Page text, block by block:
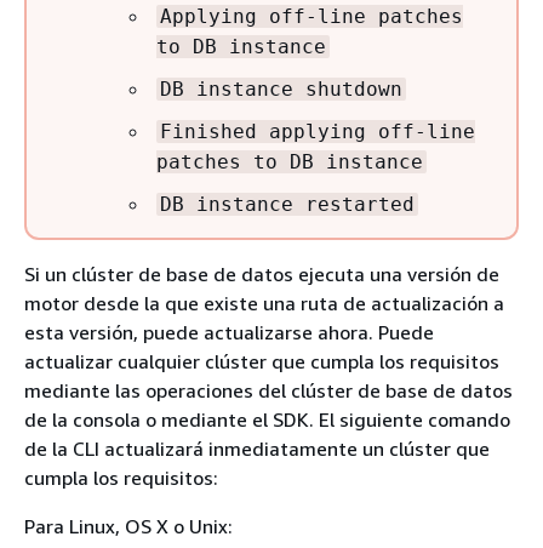
Applying off-line patches
to DB instance
DB instance shutdown
Finished applying off-line
patches to DB instance
DB instance restarted
Si un clúster de base de datos ejecuta una versión de
motor desde la que existe una ruta de actualización a
esta versión, puede actualizarse ahora. Puede
actualizar cualquier clúster que cumpla los requisitos
mediante las operaciones del clúster de base de datos
de la consola o mediante el SDK. El siguiente comando
de la CLI actualizará inmediatamente un clúster que
cumpla los requisitos:
Para Linux, OS X o Unix: